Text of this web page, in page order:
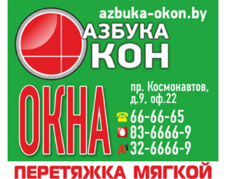
достал из печки угли, а ведро с ними
оставил в кладовой. Спасатели
предполагают, что отходы топки могли
стать источником огня.
Спасатели рассматривают перекал печи как
одну из основных версий причин пожара в
деревне Заречанка Гродненского района, во
время которого погибла 83-летняя бабушка.
Известно, что у пенсионерки были проблемы
с опорно-двигательным аппаратом, по
хозяйству ей помогали родственники, но
проживала она одна.
В последние несколько дней по схожей
причине горели дома в городском поселке
Радунь Вороновского района, в деревне